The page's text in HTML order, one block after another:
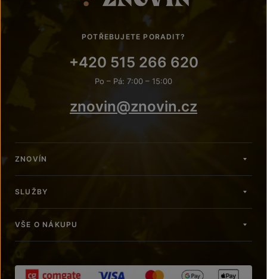
POTŘEBUJETE PORADIT?
+420 515 266 620
Po – Pá: 7:00 – 15:00
znovin@znovin.cz
ZNOVÍN
SLUŽBY
VŠE O NÁKUPU